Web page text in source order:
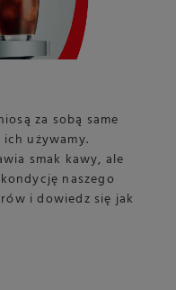
za sobą same
używamy.
smak kawy, ale
naszego
i dowiedz się jak